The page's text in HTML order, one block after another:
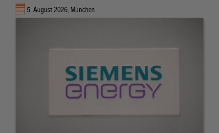
5. August 2026, München